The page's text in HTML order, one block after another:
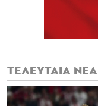
ΤΕΛΕΥΤΑΙΑ ΝΕΑ